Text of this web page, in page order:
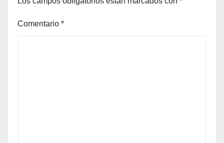
Comentario *